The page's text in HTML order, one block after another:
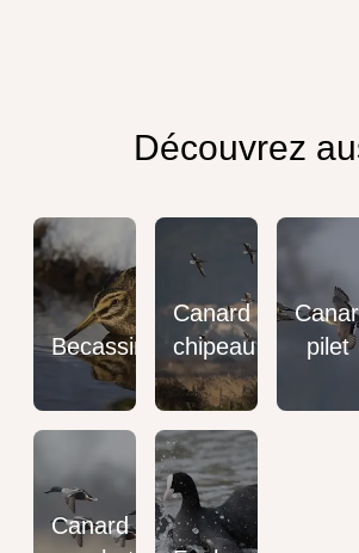
Découvrez
Becassine
Canard
chipeau
pilet
Canard